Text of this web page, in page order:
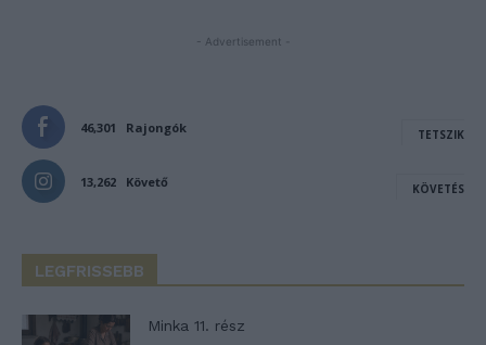
- Advertisement -
46,301 Rajongók TETSZIK
13,262 Követő KÖVETÉS
LEGFRISSEBB
Minka 11. rész